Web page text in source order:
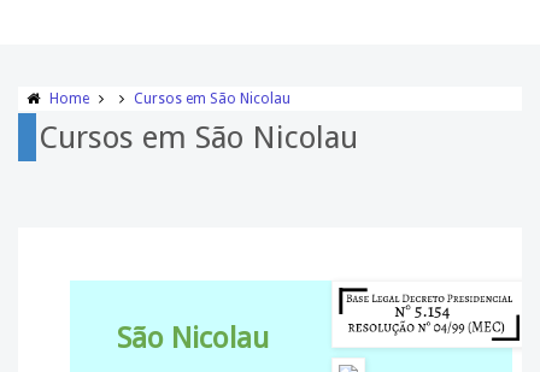
Home Cursos em São Nicolau
Cursos em São Nicolau
São Nicolau